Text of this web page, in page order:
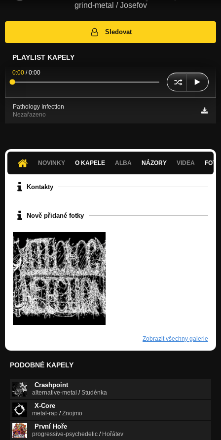
grind-metal / Josefov
Sledovat
PLAYLIST KAPELY
0:00 /0:00
Pathology Infection
Nezařazeno
NOVINKY O KAPELE ALBA NÁZORY VIDEA
Kontakty
Nově přidané fotky
Zobrazit všechny galerie
PODOBNÉ KAPELY
Crashpoint
alternative-metal /Studénka
X-Core
metal-rap /Znojmo
První Hoře
progressive-psychedelic / Hořátev